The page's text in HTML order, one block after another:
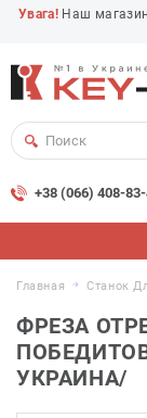
Увага! Наш
+38 (066) 408-
Главная Станок
ФРЕЗА
УКРАИНА/